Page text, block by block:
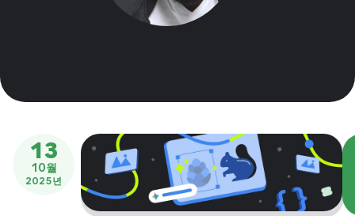
13
10월
2025년